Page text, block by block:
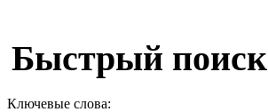
Быстрый поиск
Ключевые слова: